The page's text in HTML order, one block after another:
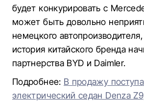
будет конкурировать с
может быть довольно
немецкого
история китайского бренда
партнерства BYD и Daimler.
Подробнее: В продажу
электрический седан Denza